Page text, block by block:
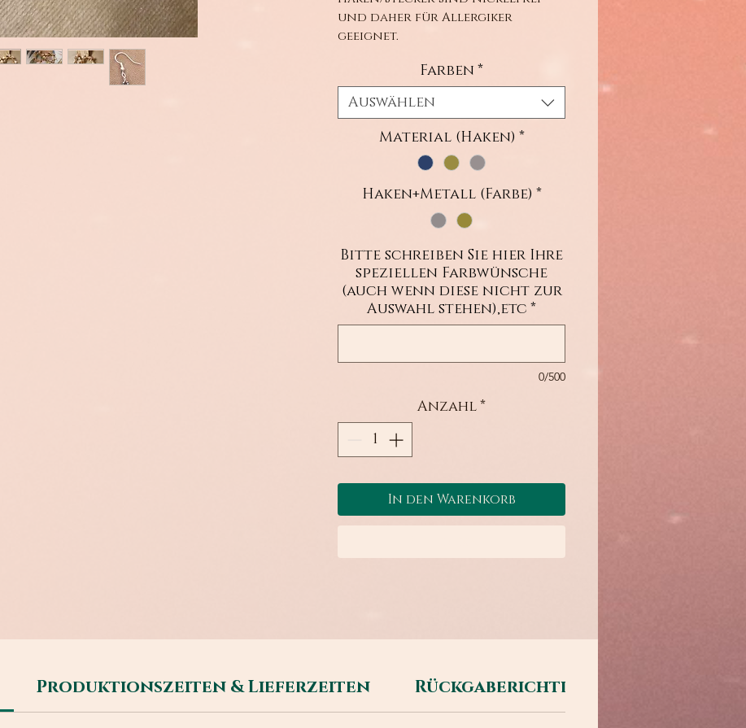
und daher für Allergiker
geeignet.
Farben *
Auswählen
Material (Haken) *
Haken+Metall (Farbe) *
Bitte schreiben Sie hier Ihre
speziellen Farbwünsche
(auch wenn diese nicht zur
Auswahl stehen),etc *
0/500
Anzahl*
In den Warenkorb
Produktionszeiten & Lieferzeiten Rückgaberichtlinien